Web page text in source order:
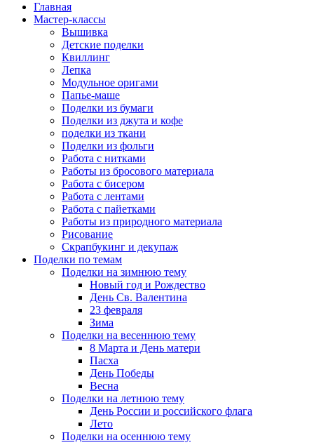
Главная
Мастер-классы
Вышивка
Детские поделки
Квиллинг
Лепка
Модульное оригами
Папье-маше
Поделки из бумаги
Поделки из джута и кофе
поделки из ткани
Поделки из фольги
Работа с нитками
Работы из бросового материала
Работа с бисером
Работа с лентами
Работа с пайетками
Работы из природного материала
Рисование
Скрапбукинг и декупаж
Поделки по темам
Поделки на зимнюю тему
Новый год и Рождество
День Св. Валентина
23 февраля
Зима
Поделки на весеннюю тему
8 Марта и День матери
Пасха
День Победы
Весна
Поделки на летнюю тему
День России и российского флага
Лето
Поделки на осеннюю тему